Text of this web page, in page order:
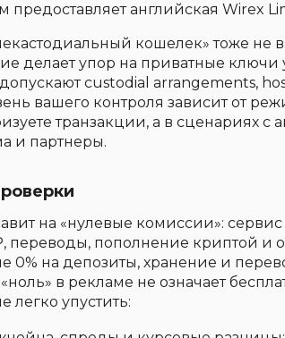
предоставляет английская Wirex
кошелек» тоже не
делает упор на приватные ключи
custodial arrangements,
вашего контроля зависит от
транзакции, а в сценариях с
и партнеры.
на «нулевые комиссии»: сервис
переводы, пополнение криптой и
0% на депозиты, хранение и
в рекламе не означает
легко упустить: